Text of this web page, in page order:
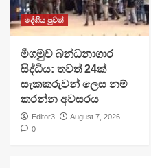
දේශීය පුවත්
මීගමුව බන්ධනාගාර
සිද්ධිය: තවත් 24ක්
සැකකරුවන් ලෙස නම්
කරන්න අවසරය
Editor3
August 7, 2026
0